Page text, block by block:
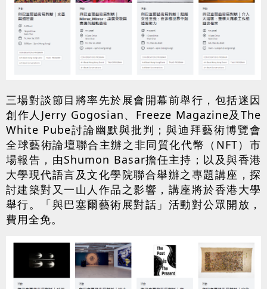
三場對談節目將率先於展會開幕前舉行，包括迷因
創作人Jerry Gogosian、Freeze Magazine及The
White Pube討論幽默與批判；與迪拜藝術博覽會
全球藝術論壇聯合主辦之非同質化代幣（NFT）市
場報告，由Shumon Basar擔任主持；以及與香港
大學現代語言及文化學院聯合舉辦之專題講座，探
討建築對又一山人作品之影響，講座將於香港大學
舉行。「與巴塞爾藝術展對話」活動對公眾開放，
費用全免。